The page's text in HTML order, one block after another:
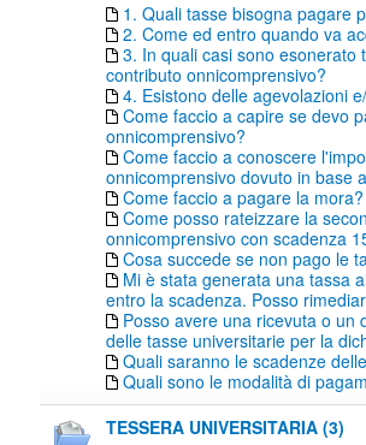
1. Quali tasse bisogna pagare
2. Come ed entro quando va
3. In quali casi sono
contributo onnicomprensivo?
4. Esistono delle agevolazioni
Come faccio a capire se devo
onnicomprensivo?
Come faccio a conoscere
onnicomprensivo dovuto in base
Come faccio a pagare la mora?
Come posso rateizzare la
onnicomprensivo con scadenza
Cosa succede se non pago le
Mi è stata generata una tassa
entro la scadenza. Posso
Posso avere una ricevuta o un
delle tasse universitarie per la
Quali saranno le scadenze
Quali sono le modalità di
TESSERA UNIVERSITARIA (3)